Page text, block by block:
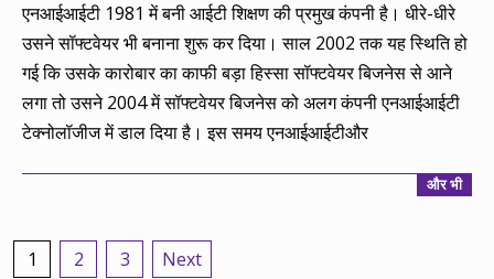
एनआईआईटी 1981 में बनी आईटी शिक्षण की प्रमुख कंपनी है। धीरे-धीरे
उसने सॉफ्टवेयर भी बनाना शुरू कर दिया। साल 2002 तक यह स्थिति हो
गई कि उसके कारोबार का काफी बड़ा हिस्सा सॉफ्टवेयर बिजनेस से आने
लगा तो उसने 2004 में सॉफ्टवेयर बिजनेस को अलग कंपनी एनआईआईटी
टेक्नोलॉजीज में डाल दिया है। इस समय एनआईआईटीऔर
और भी
Posts
1 2 3 Next